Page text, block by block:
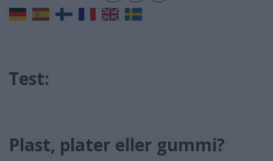
Test:
Plast, plater eller gummi?